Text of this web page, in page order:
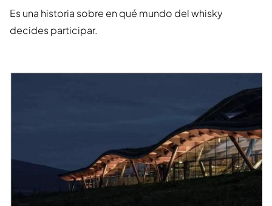
Es una historia sobre en qué mundo del whisky
decides participar.